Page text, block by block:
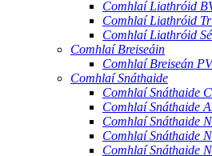
Comhlaí Liathróid
Comhlaí Liathróid
Comhlaí Liathróid
Comhlaí Breiseáin
Comhlaí Breiseán
Comhlaí Snáthaide
Comhlaí Snáthaide
Comhlaí Snáthaide
Comhlaí Snáthaide
Comhlaí Snáthaide
Comhlaí Snáthaide